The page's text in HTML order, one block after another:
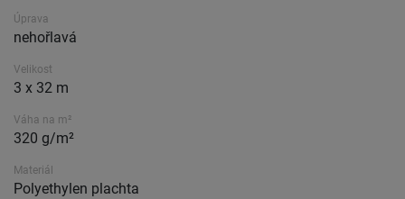
Úprava
nehořlavá
Velikost
3 x 32 m
Váha na m²
320 g/m²
Materiál
Polyethylen plachta